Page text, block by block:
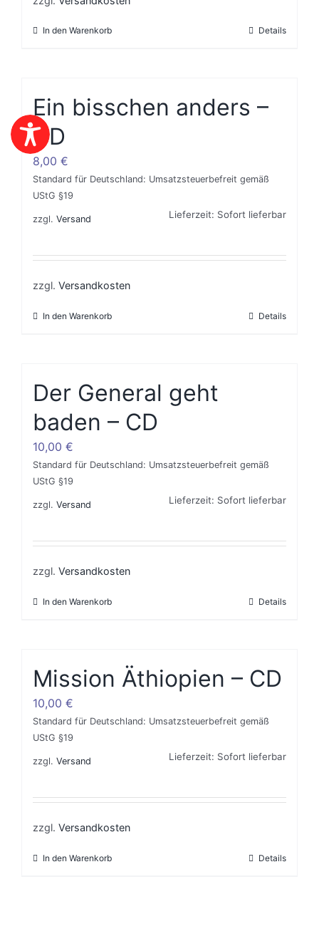
In den Warenkorb Details
Ein bisschen anders –
CD
8,00 €
Standard für Deutschland: Umsatzsteuerbefreit gemäß
UStG §19
zzgl. Versand Lieferzeit: Sofort lieferbar
zzgl. Versandkosten
In den Warenkorb Details
Der General geht
baden – CD
10,00 €
Standard für Deutschland: Umsatzsteuerbefreit gemäß
UStG §19
zzgl. Versand Lieferzeit: Sofort lieferbar
zzgl. Versandkosten
In den Warenkorb Details
Mission Äthiopien – CD
10,00 €
Standard für Deutschland: Umsatzsteuerbefreit gemäß
UStG §19
zzgl. Versand Lieferzeit: Sofort lieferbar
zzgl. Versandkosten
In den Warenkorb Details